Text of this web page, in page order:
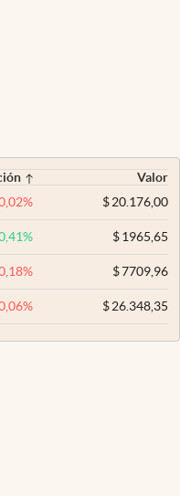
Valor
% $20.176,00
% $1965,65
% $7709,96
% $26.348,35